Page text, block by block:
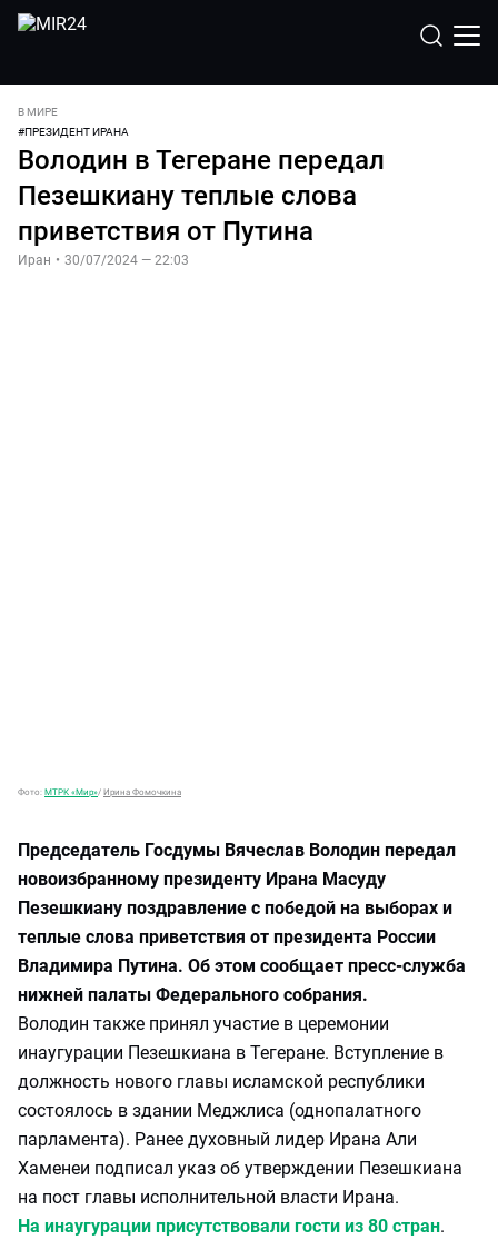
В МИРЕ
#ПРЕЗИДЕНТ ИРАНА
Володин в Тегеране передал
Пезешкиану теплые слова
приветствия от Путина
Иран • 30/07/2024 — 22:03
Фото: МТРК «Мир»/ Ирина Фомочкина
Председатель Госдумы Вячеслав Володин передал
новоизбранному президенту Ирана Масуду
Пезешкиану поздравление с победой на выборах и
теплые слова приветствия от президента России
Владимира Путина. Об этом сообщает пресс-служба
нижней палаты Федерального собрания.
Володин также принял участие в церемонии
инаугурации Пезешкиана в Тегеране. Вступление в
должность нового главы исламской республики
состоялось в здании Меджлиса (однопалатного
парламента). Ранее духовный лидер Ирана Али
Хаменеи подписал указ об утверждении Пезешкиана
на пост главы исполнительной власти Ирана.
На инаугурации присутствовали гости из 80 стран.